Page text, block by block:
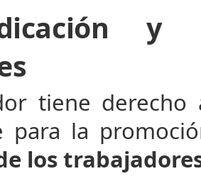
y
tiene derecho
para la
los